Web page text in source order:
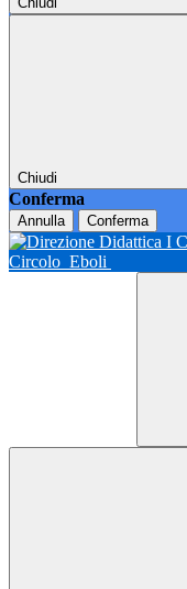
Chiudi
Conferma
Annulla Conferma
Circolo Eboli